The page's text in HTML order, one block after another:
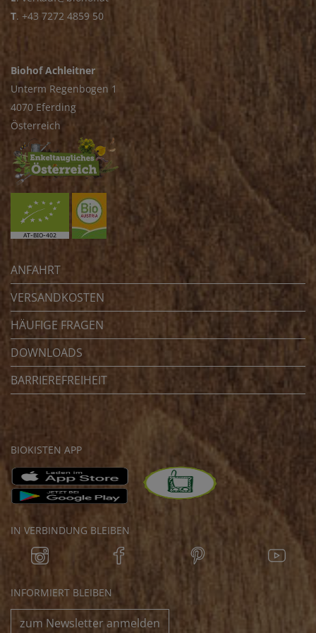
T. +43 7272 4859 50
Biohof Achleitner
Unterm Regenbogen 1
4070 Eferding
Österreich
ANFAHRT
VERSANDKOSTEN
HÄUFIGE FRAGEN
DOWNLOADS
BARRIEREFREIHEIT
BIOKISTEN APP
IN VERBINDUNG BLEIBEN
INFORMIERT BLEIBEN
zum Newsletter anmelden